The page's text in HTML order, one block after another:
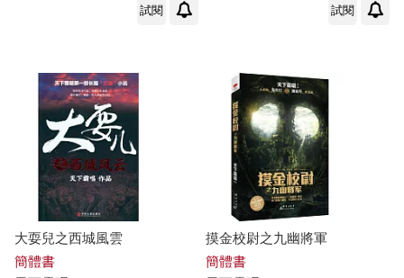
試閱
試閱
大耍兒之西城風雲
簡體書
摸金校尉之九幽將軍
簡體書